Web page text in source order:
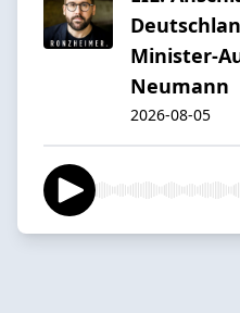
Minister-
Neumann
2026-08-05